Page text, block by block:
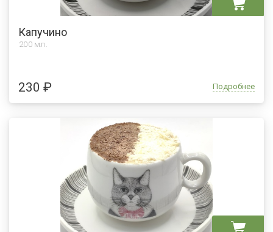
Капучино
200 мл.
230 ₽ Подробнее